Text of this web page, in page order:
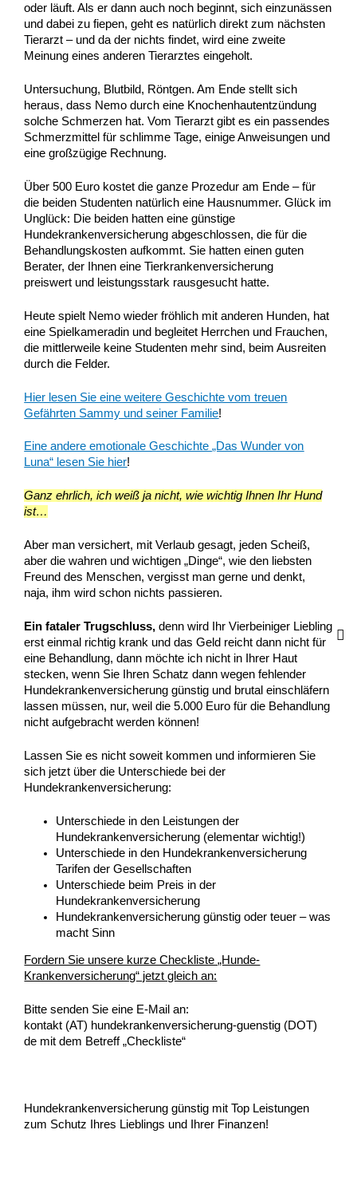
oder läuft. Als er dann auch noch beginnt, sich einzunässen
und dabei zu fiepen, geht es natürlich direkt zum nächsten
Tierarzt – und da der nichts findet, wird eine zweite
Meinung eines anderen Tierarztes eingeholt.
Untersuchung, Blutbild, Röntgen. Am Ende stellt sich
heraus, dass Nemo durch eine Knochenhautentzündung
solche Schmerzen hat. Vom Tierarzt gibt es ein passendes
Schmerzmittel für schlimme Tage, einige Anweisungen und
eine großzügige Rechnung.
Über 500 Euro kostet die ganze Prozedur am Ende – für
die beiden Studenten natürlich eine Hausnummer. Glück im
Unglück: Die beiden hatten eine günstige
Hundekrankenversicherung abgeschlossen, die für die
Behandlungskosten aufkommt. Sie hatten einen guten
Berater, der Ihnen eine Tierkrankenversicherung
preiswert und leistungsstark rausgesucht hatte.
Heute spielt Nemo wieder fröhlich mit anderen Hunden, hat
eine Spielkameradin und begleitet Herrchen und Frauchen,
die mittlerweile keine Studenten mehr sind, beim Ausreiten
durch die Felder.
Hier lesen Sie eine weitere Geschichte vom treuen
Gefährten Sammy und seiner Familie!
Eine andere emotionale Geschichte „Das Wunder von
Luna“ lesen Sie hier!
Ganz ehrlich, ich weiß ja nicht, wie wichtig Ihnen Ihr Hund
ist…
Aber man versichert, mit Verlaub gesagt, jeden Scheiß,
aber die wahren und wichtigen „Dinge“, wie den liebsten
Freund des Menschen, vergisst man gerne und denkt,
naja, ihm wird schon nichts passieren.
Ein fataler Trugschluss, denn wird Ihr Vierbeiniger Liebling
erst einmal richtig krank und das Geld reicht dann nicht für
eine Behandlung, dann möchte ich nicht in Ihrer Haut
stecken, wenn Sie Ihren Schatz dann wegen fehlender
Hundekrankenversicherung günstig und brutal einschläfern
lassen müssen, nur, weil die 5.000 Euro für die Behandlung
nicht aufgebracht werden können!
Lassen Sie es nicht soweit kommen und informieren Sie
sich jetzt über die Unterschiede bei der
Hundekrankenversicherung:
Unterschiede in den Leistungen der
Hundekrankenversicherung (elementar wichtig!)
Unterschiede in den Hundekrankenversicherung
Tarifen der Gesellschaften
Unterschiede beim Preis in der
Hundekrankenversicherung
Hundekrankenversicherung günstig oder teuer – was
macht Sinn
Fordern Sie unsere kurze Checkliste „Hunde-
Krankenversicherung“ jetzt gleich an:
Bitte senden Sie eine E-Mail an:
kontakt (AT) hundekrankenversicherung-guenstig (DOT)
de mit dem Betreff „Checkliste“
Hundekrankenversicherung günstig mit Top Leistungen
zum Schutz Ihres Lieblings und Ihrer Finanzen!